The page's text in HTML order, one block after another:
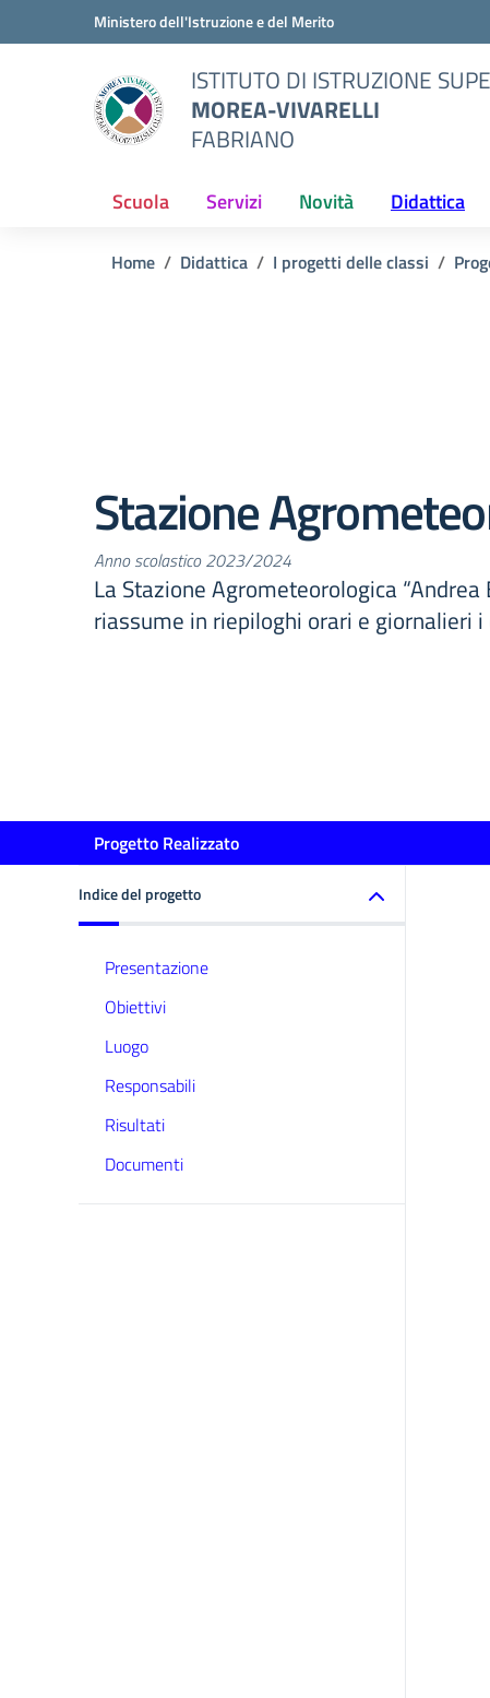
Vai ai contenuti
Vai al menu di navigazioneMinistero dell'Istruzione e del Merito
ISTITUTO DI ISTRUZIONE
MOREA-VIVARELLI
FABRIANO
Scuola Servizi Novità Didattica
Home Didattica I progetti delle classi
Stazione
Anno scolastico 2023/2024
La Stazione Agrometeorologica
riassume in riepiloghi orari e giornalieri
Progetto Realizzato
Indice del progetto
Presentazione
Obiettivi
Luogo
Responsabili
Risultati
Documenti